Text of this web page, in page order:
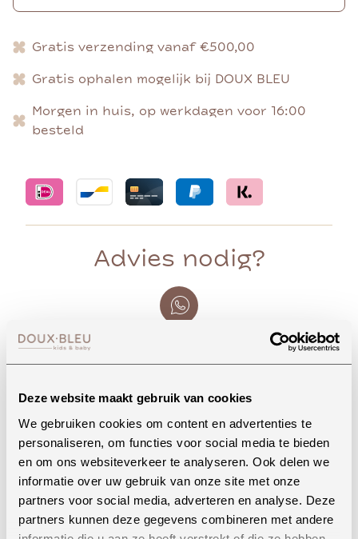
Deze website maakt gebruik van cookies
We gebruiken cookies om content en advertenties te
personaliseren, om functies voor social media te bieden
en om ons websiteverkeer te analyseren. Ook delen we
informatie over uw gebruik van onze site met onze
partners voor social media, adverteren en analyse. Deze
partners kunnen deze gegevens combineren met andere
Gratis verzending vanaf €500,00
Gratis ophalen mogelijk bij DOUX BLEU
Morgen in huis, op werkdagen voor 16:00
besteld
Advies nodig?
Onze winkel in Uden
Bekijk openingstijden
Bellen